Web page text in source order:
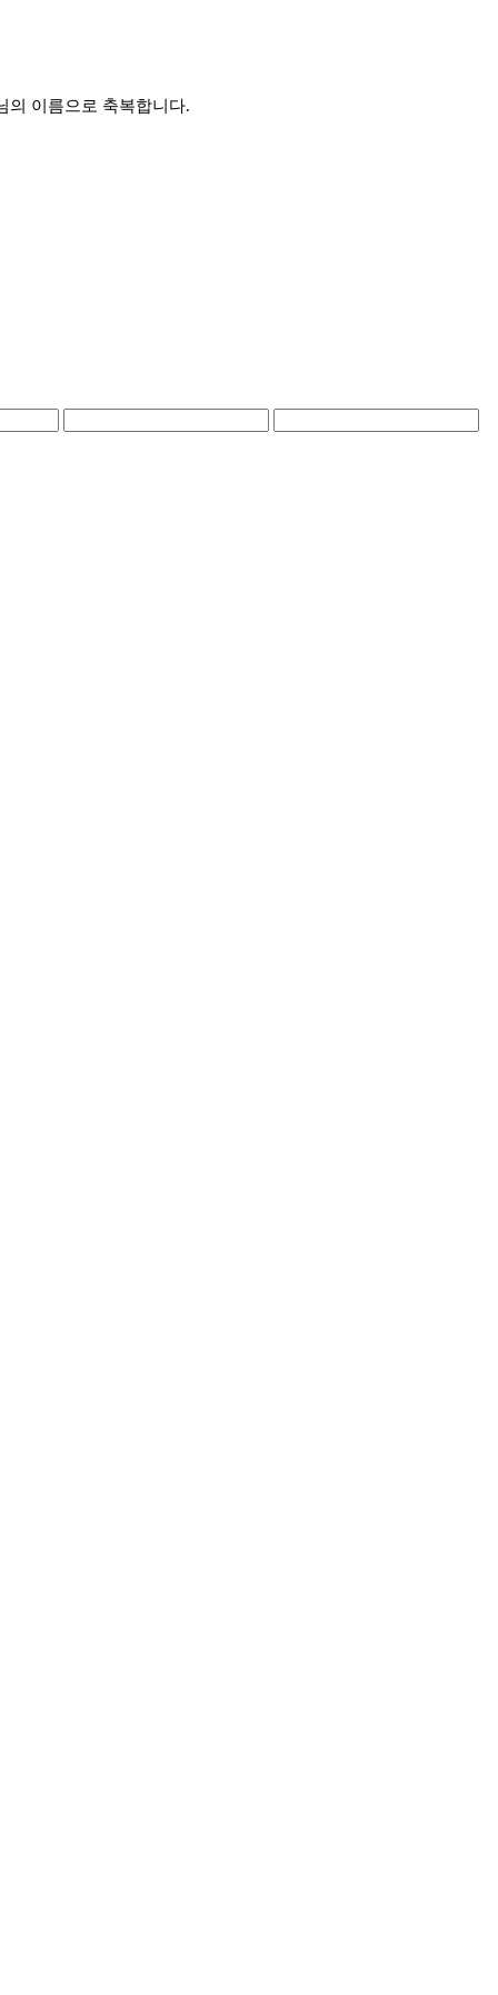
의 이름으로 축복합니다.